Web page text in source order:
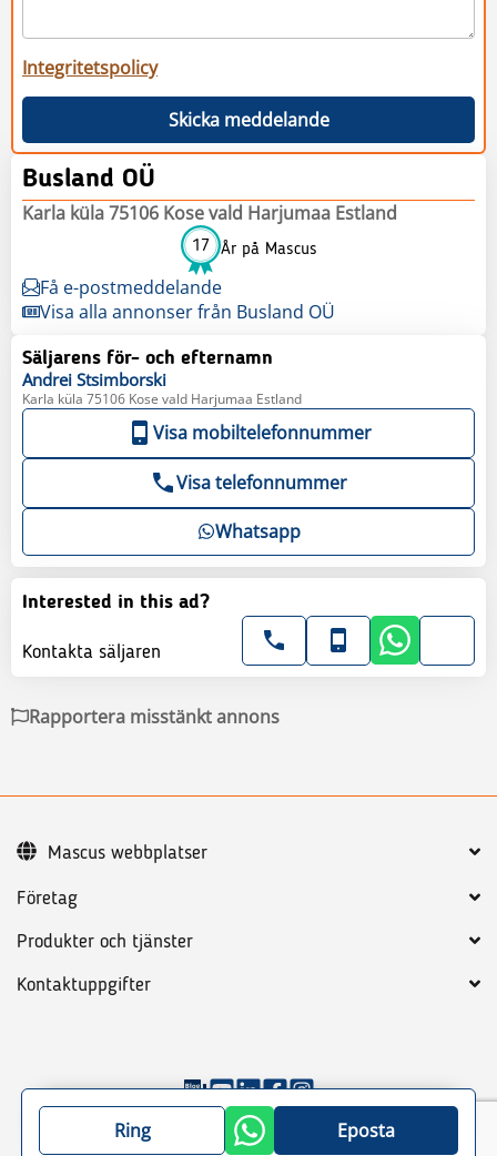
Integritetspolicy
Skicka meddelande
Busland OÜ
Karla küla 75106 Kose vald Harjumaa Estland
17 År på Mascus
Få e-postmeddelande
Visa alla annonser från Busland OÜ
Säljarens för- och efternamn
Andrei Stsimborski
Karla küla 75106 Kose vald Harjumaa Estland
Visa mobiltelefonnummer
Visa telefonnummer
Whatsapp
Interested in this ad?
Kontakta säljaren
Rapportera misstänkt annons
Företag
Produkter och tjänster
Kontaktuppgifter
Mascus Allmänna villkor
Integritetspolicy
Mascus webbplatser
Ring Eposta